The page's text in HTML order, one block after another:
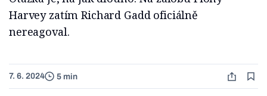
Harvey zatím Richard Gadd oficiálně
nereagoval.
7. 6. 2024 5 min